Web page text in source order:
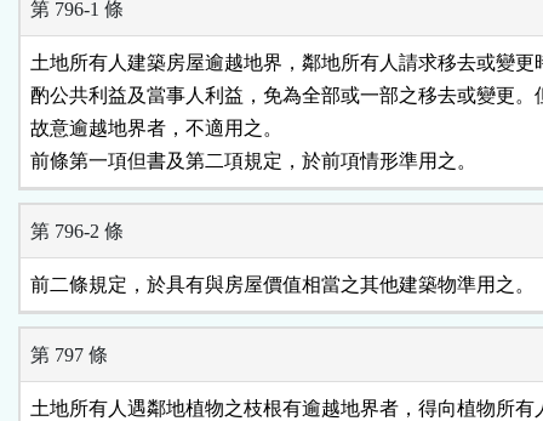
第 796-1 條
土地所有人建築房屋逾越地界，鄰地所有人請求移去或變更
酌公共利益及當事人利益，免為全部或一部之移去或變更。
故意逾越地界者，不適用之。
前條第一項但書及第二項規定，於前項情形準用之。
第 796-2 條
前二條規定，於具有與房屋價值相當之其他建築物準用之。
第 797 條
土地所有人遇鄰地植物之枝根有逾越地界者，得向植物所有